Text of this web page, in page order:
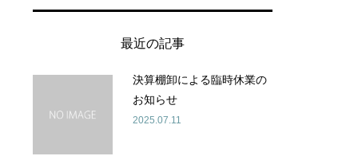
最近の記事
決算棚卸による臨時休業の
お知らせ
2025.07.11